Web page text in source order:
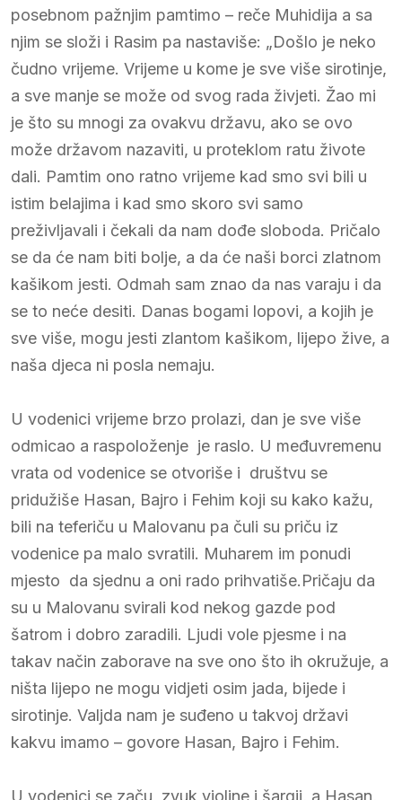
posebnom pažnjim pamtimo – reče Muhidija a sa
njim se složi i Rasim pa nastaviše: „Došlo je neko
čudno vrijeme. Vrijeme u kome je sve više sirotinje,
a sve manje se može od svog rada živjeti. Žao mi
je što su mnogi za ovakvu državu, ako se ovo
može državom nazaviti, u proteklom ratu živote
dali. Pamtim ono ratno vrijeme kad smo svi bili u
istim belajima i kad smo skoro svi samo
preživljavali i čekali da nam dođe sloboda. Pričalo
se da će nam biti bolje, a da će naši borci zlatnom
kašikom jesti. Odmah sam znao da nas varaju i da
se to neće desiti. Danas bogami lopovi, a kojih je
sve više, mogu jesti zlantom kašikom, lijepo žive, a
naša djeca ni posla nemaju.
U vodenici vrijeme brzo prolazi, dan je sve više
odmicao a raspoloženje je raslo. U međuvremenu
vrata od vodenice se otvoriše i društvu se
pridužiše Hasan, Bajro i Fehim koji su kako kažu,
bili na teferiču u Malovanu pa čuli su priču iz
vodenice pa malo svratili. Muharem im ponudi
mjesto da sjednu a oni rado prihvatiše.Pričaju da
su u Malovanu svirali kod nekog gazde pod
šatrom i dobro zaradili. Ljudi vole pjesme i na
takav način zaborave na sve ono što ih okružuje, a
ništa lijepo ne mogu vidjeti osim jada, bijede i
sirotinje. Valjda nam je suđeno u takvoj državi
kakvu imamo – govore Hasan, Bajro i Fehim.
U vodenici se začu zvuk violine i šargij, a Hasan,